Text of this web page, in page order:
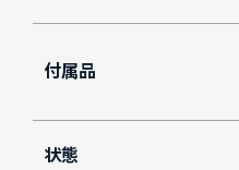
付属品
状態